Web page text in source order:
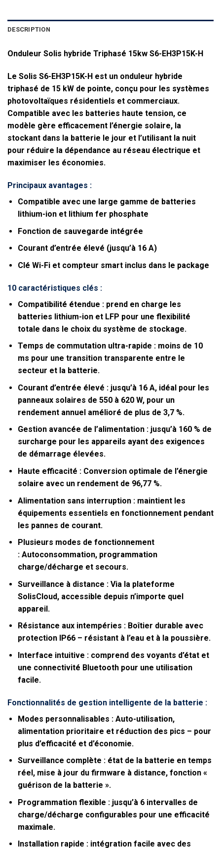
DESCRIPTION
Onduleur Solis hybride Triphasé 15kw S6-EH3P15K-H
Le Solis S6-EH3P15K-H est un onduleur hybride
triphasé de 15 kW de pointe, conçu pour les systèmes
photovoltaïques résidentiels et commerciaux.
Compatible avec les batteries haute tension, ce
modèle gère efficacement l’énergie solaire, la
stockant dans la batterie le jour et l’utilisant la nuit
pour réduire la dépendance au réseau électrique et
maximiser les économies.
Principaux avantages :
Compatible avec une large gamme de batteries
lithium-ion et lithium fer phosphate
Fonction de sauvegarde intégrée
Courant d’entrée élevé (jusqu’à 16 A)
Clé Wi-Fi et compteur smart inclus dans le package
10 caractéristiques clés :
Compatibilité étendue :prend en charge les
batteries lithium-ion et LFP pour une flexibilité
totale dans le choix du système de stockage.
Temps de commutation ultra-rapide :moins de 10
ms pour une transition transparente entre le
secteur et la batterie.
Courant d’entrée élevé :jusqu’à 16 A, idéal pour les
panneaux solaires de 550 à 620 W, pour un
rendement annuel amélioré de plus de 3,7 %.
Gestion avancée de l’alimentation :jusqu’à 160 % de
surcharge pour les appareils ayant des exigences
de démarrage élevées.
Haute efficacité :Conversion optimale de l’énergie
solaire avec un rendement de 96,77 %.
Alimentation sans interruption :maintient les
équipements essentiels en fonctionnement pendant
les pannes de courant.
Plusieurs modes de fonctionnement
:Autoconsommation, programmation
charge/décharge et secours.
Surveillance à distance :Via la plateforme
SolisCloud, accessible depuis n’importe quel
appareil.
Résistance aux intempéries :Boîtier durable avec
protection IP66 – résistant à l’eau et à la poussière.
Interface intuitive :comprend des voyants d’état et
une connectivité Bluetooth pour une utilisation
facile.
Fonctionnalités de gestion intelligente de la batterie :
Modes personnalisables :Auto-utilisation,
alimentation prioritaire et réduction des pics – pour
plus d’efficacité et d’économie.
Surveillance complète :état de la batterie en temps
réel, mise à jour du firmware à distance, fonction «
guérison de la batterie ».
Programmation flexible :jusqu’à 6 intervalles de
charge/décharge configurables pour une efficacité
maximale.
Installation rapide :intégration facile avec des